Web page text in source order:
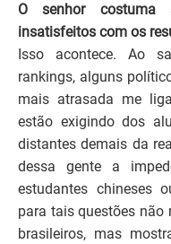
O senhor costuma
insatisfeitos com os
Isso acontece. Ao
rankings, alguns
mais atrasada me
estão exigindo dos
distantes demais da
dessa gente a
estudantes chineses
para tais questões não
brasileiros, mas